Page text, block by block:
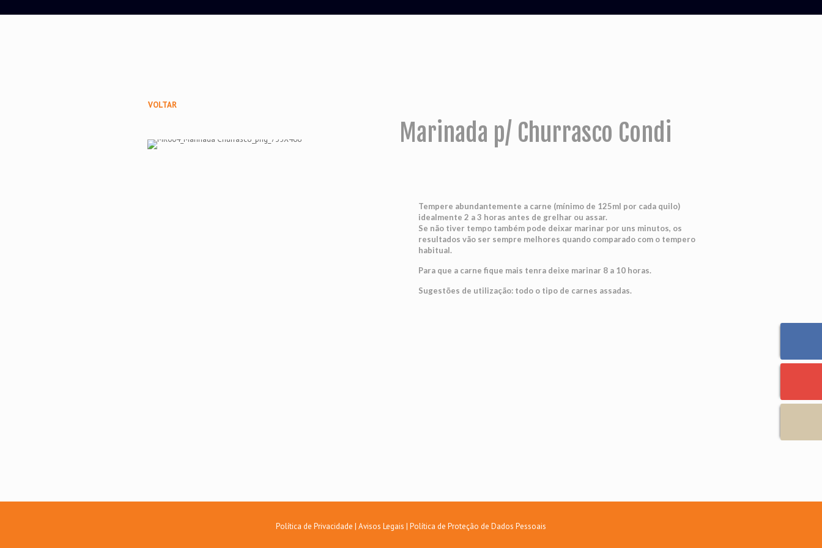
VOLTAR
Marinada p/ Churrasco Condi
Tempere abundantemente a carne (mínimo de 125ml por cada quilo)
idealmente 2 a 3 horas antes de grelhar ou assar.
Se não tiver tempo também pode deixar marinar por uns minutos, os
resultados vão ser sempre melhores quando comparado com o tempero
habitual.
Para que a carne fique mais tenra deixe marinar 8 a 10 horas.
Sugestões de utilização: todo o tipo de carnes assadas.
Política de Privacidade | Avisos Legais | Política de Proteção de Dados Pessoais